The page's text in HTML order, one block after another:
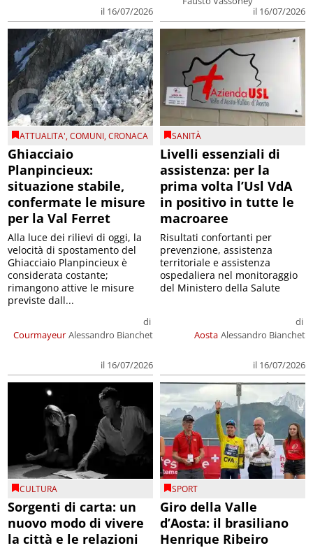
il 16/07/2026
il 16/07/2026
ATTUALITA',COMUNI,CRONACA
Ghiacciaio
Planpincieux:
situazione stabile,
confermate le misure
per la Val Ferret
Courmayeur
di
Alessandro Bianchet
il 16/07/2026
Alla luce dei rilievi di oggi, la
velocità di spostamento del
Ghiacciaio Planpincieux è
considerata costante;
rimangono attive le misure
previste dall...
SANITÀ
Livelli essenziali di
assistenza: per la
prima volta l’Usl VdA
in positivo in tutte le
macroaree
Aosta
di
Alessandro Bianchet
il 16/07/2026
Risultati confortanti per
prevenzione, assistenza
territoriale e assistenza
ospedaliera nel monitoraggio
del Ministero della Salute
CULTURA
Sorgenti di carta: un
nuovo modo di vivere
la città e le relazioni
SPORT
Giro della Valle
d’Aosta: il brasiliano
Henrique Ribeiro